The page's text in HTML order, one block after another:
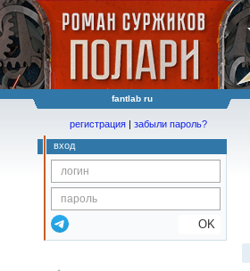
fantlab ru
регистрация | забыли пароль?
вход
OK